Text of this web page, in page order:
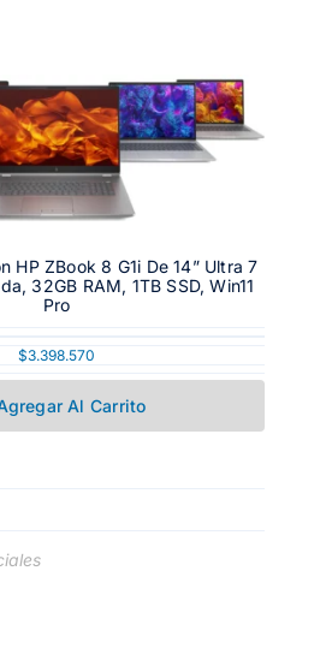
HP ZBook 8 G1i De 14” Ultra 7
32GB RAM, 1TB SSD, Win11
Pro
$3.398.570
Al Carrito